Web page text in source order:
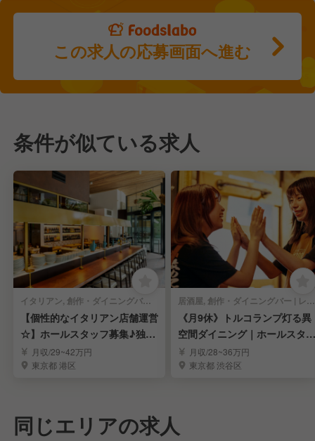
この求人の応募画面へ進む
条件が似ている求人
イタリアン, 創作・ダイニングバー | レストランサービス・ホールスタッフ
【個性的なイタリアン店舗運営
☆】ホールスタッフ募集♪独立
支援制度あり◎
月収/29~42万円
東京都 港区
居酒屋, 創作・ダイニングバー | レストランサービス・ホールスタッフ
《月9休》トルコランプ灯る異
空間ダイニング｜ホールスタッ
フ求む！
月収/28~36万円
東京都 渋谷区
同じエリアの求人